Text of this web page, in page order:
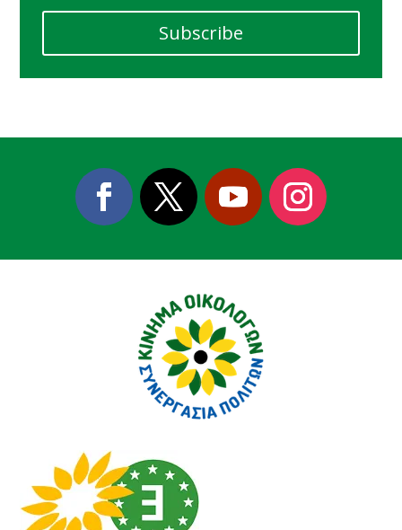
Subscribe